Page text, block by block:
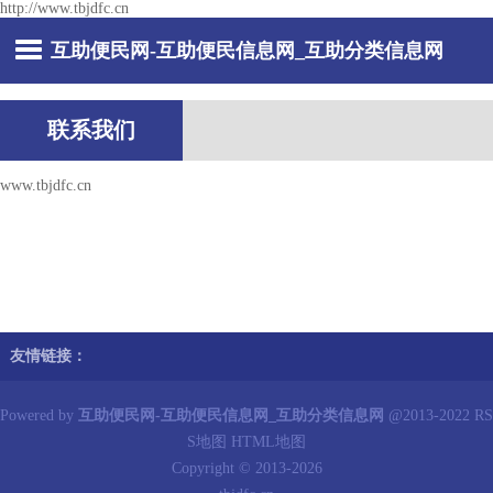
http://www.tbjdfc.cn
互助便民网-互助便民信息网_互助分类信息网
联系我们
www.tbjdfc.cn
友情链接：
Powered by 互助便民网-互助便民信息网_互助分类信息网 @2013-2022 RS
S地图
HTML地图
Copyright © 2013-2026